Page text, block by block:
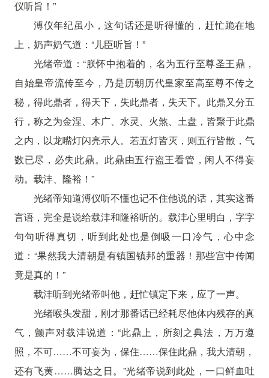
仪听旨！”
溥仪年纪虽小，这句话还是听得懂的，赶忙跪在地
上，奶声奶气道：“儿臣听旨！”
光绪帝道：“朕怀中抱着的，名为五行至尊圣王鼎，
自始皇帝流传至今，乃是历朝历代皇家至高至尊不传之
秘，得此鼎者，得天下，失此鼎者，失天下。此鼎又分五
行，称之为金涅、木广、水灵、火煞、土盘，皆聚于此鼎
之内，以龙嘴灯闪亮示人。若五灯皆灭，则五行皆散，气
数已尽，必失此鼎。此鼎由五行盗王看管，闲人不得妄
动。载沣、隆裕！”
光绪帝知道溥仪听不懂也记不住他说的话，其实这番
言语，完全是说给载沣和隆裕听的。载沣心里明白，字字
句句听得真切，听到此处也是倒吸一口冷气，心中念
道：“果然我大清朝是有镇国镇邦的重器！那些宫中传闻
竟是真的！”
载沣听到光绪帝叫他，赶忙镇定下来，应了一声。
光绪喉头发甜，刚才那番话已经耗尽他体内残存的真
气，颤声对载沣说道：“此鼎上，所刻之典法，万万遵
照，不可……不可妄为，保住……保住此鼎，我大清朝，
还有飞黄……腾达之日。”光绪帝说到此处，一口鲜血吐